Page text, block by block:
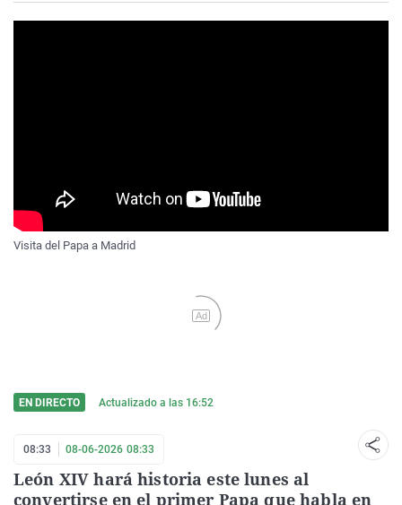
Visita del Papa a Madrid
Ad
EN DIRECTO Actualizado a las 16:52
08:33 08-06-2026 08:33
León XIV hará historia este lunes al
convertirse en el primer Papa que habla en